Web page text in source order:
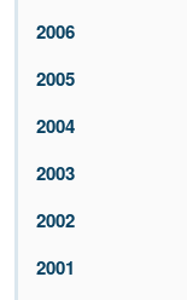
2006
2005
2004
2003
2002
2001